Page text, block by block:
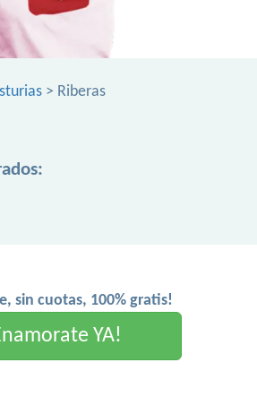
> Riberas
sin cuotas, 100% gratis!
YA!